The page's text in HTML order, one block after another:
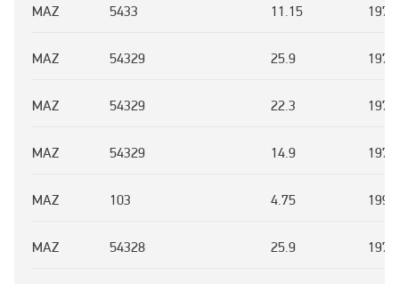
MAZ 5433 11.15
MAZ 54329 25.9
MAZ 54329 22.3
MAZ 54329 14.9
MAZ 103 4.75
MAZ 54328 25.9